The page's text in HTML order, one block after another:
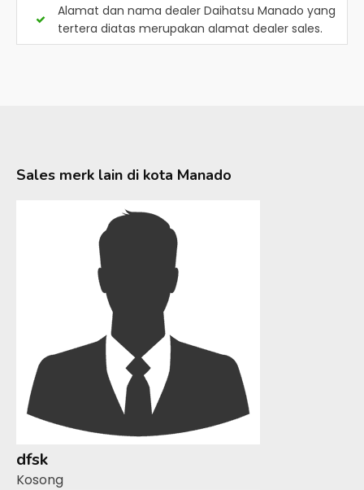
Alamat dan nama dealer Daihatsu Manado yang
tertera diatas merupakan alamat dealer sales.
Sales merk lain di kota Manado
dfsk
Kosong